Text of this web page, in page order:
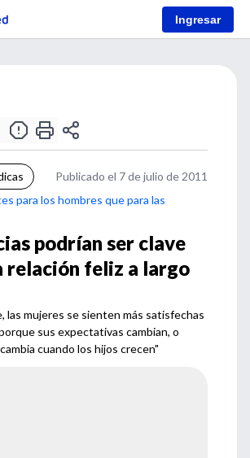
Ingresar
Publicado el 7 de julio de 2011
para los hombres que para las
podrían ser clave
relación feliz a largo
las mujeres se sienten más satisfechas
sus expectativas cambian, o
cuando los hijos crecen"